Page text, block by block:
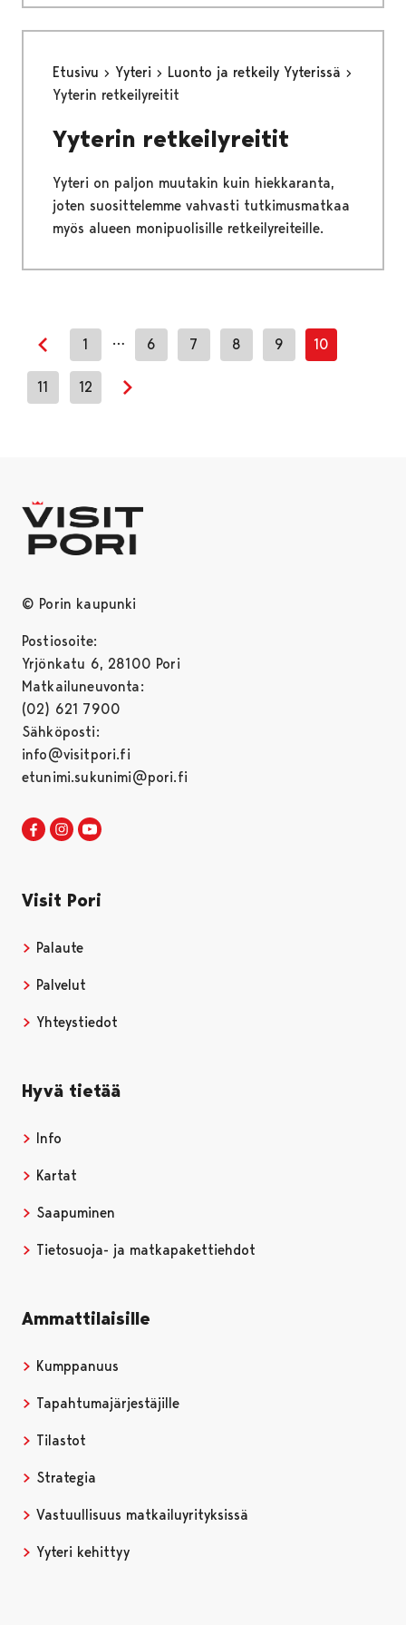
Etusivu Yyteri
Luonto ja retkeily Yyterissä
Yyterin retkeilyreitit
Yyterin retkeilyreitit
Yyteri on paljon muutakin kuin hiekkaranta,
joten suosittelemme vahvasti tutkimusmatkaa
myös alueen monipuolisille retkeilyreiteille.
Previous page
1 … 6 7 8 9 10
11 12
© Porin kaupunki
Postiosoite:
Yrjönkatu 6, 28100 Pori
Matkailuneuvonta:
(02) 621 7900
Sähköposti:
info@visitpori.fi
etunimi.sukunimi@pori.fi
Visit Pori Facebookissa
Avautuu uudessa välilehdessä
Visit Pori Instagrammissa
Avautuu uudessa välilehdessä
Visit Pori
Palaute
Palvelut
Yhteystiedot
Hyvä tietää
Info
Kartat
Saapuminen
Tietosuoja- ja matkapakettiehdot
Ammattilaisille
Kumppanuus
Tapahtumajärjestäjille
Tilastot
Strategia
Vastuullisuus matkailuyrityksissä
Yyteri kehittyy